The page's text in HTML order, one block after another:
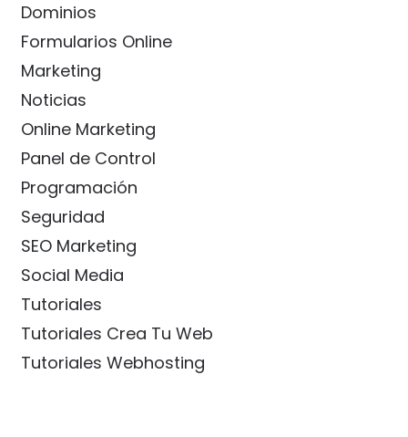
Dominios
Formularios Online
Marketing
Noticias
Online Marketing
Panel de Control
Programación
Seguridad
SEO Marketing
Social Media
Tutoriales
Tutoriales Crea Tu Web
Tutoriales Webhosting